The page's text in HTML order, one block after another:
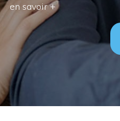
en savoir +